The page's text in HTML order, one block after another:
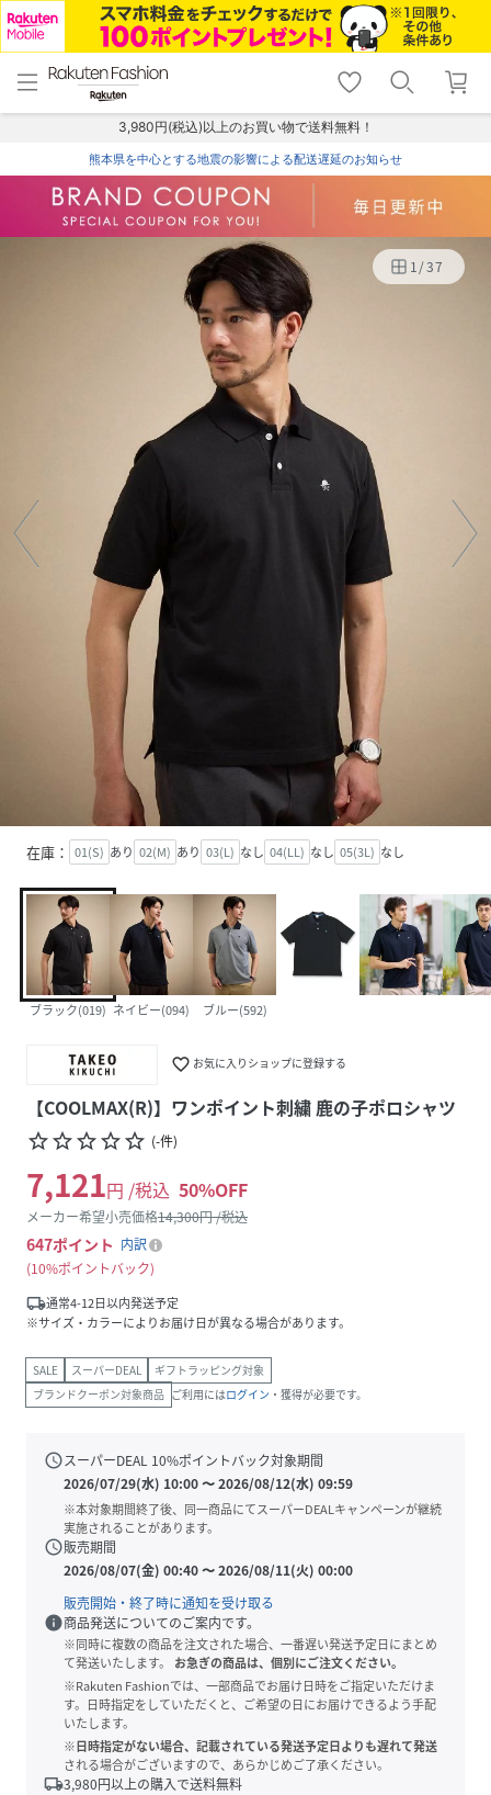
menu home
トップ
shopping_cart lock_outline
ログイン
3,980円(税込)以上のお買い物で送料無料！
熊本県を中心とする地震の影響による配送遅延のお知らせ
1/37
在庫： 01(S) あり 02(M) あり 03(L) なし 04(LL) なし 05(3L) なし
ブラック(019) ネイビー(094) ブルー(592)
favorite_border お気に入りショップに登録する
【COOLMAX(R)】ワンポイント刺繍 鹿の子ポロシャツ
star_borderstar_borderstar_borderstar_borderstar_border (-件)
7,121円 /税込 50%OFF
メーカー希望小売価格14,300円 /税込
647ポイント 内訳
10%ポイントバック
local_shipping通常4-12日以内発送予定
※サイズ・カラーによりお届け日が異なる場合があります。
SALE スーパーDEAL
ギフトラッピング対象
ブランドクーポン対象商品 ご利用にはログイン ・獲得が必要です。
scheduleスーパーDEAL 10%ポイントバック対象期間
2026/07/29(水) 10:00〜2026/08/12(水) 09:59
※本対象期間終了後、同一商品にてスーパーDEALキャンペーンが継続
実施されることがあります。
schedule販売期間
2026/08/07(金) 00:40〜2026/08/11(火) 00:00
販売開始・終了時に通知を受け取る
info商品発送についてのご案内です。
※同時に複数の商品を注文された場合、一番遅い発送予定日にまとめ
て発送いたします。
お急ぎの商品は、個別にご注文ください。
※Rakuten Fashionでは、一部商品でお届け日時をご指定いただけま
す。日時指定をしていただくと、ご希望の日にお届けできるよう手配
いたします。
※日時指定がない場合、記載されている発送予定日よりも遅れて発送
される場合がございますので、あらかじめご了承ください。
local_shipping3,980円以上の購入で送料無料